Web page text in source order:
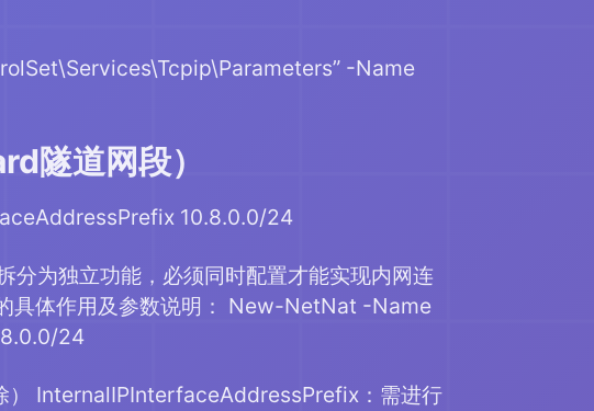
-Name
隧道网段）
10.8.0.0/24
分为独立功能，必须同时配置才能实现内网连
体作用及参数说明： New-NetNat -Name
24
） InternalIPInterfaceAddressPrefix：需进行